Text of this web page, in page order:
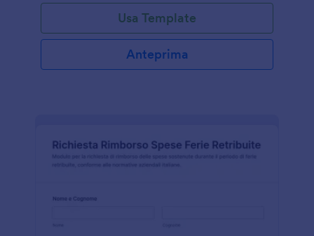
Usa Template
Anteprima